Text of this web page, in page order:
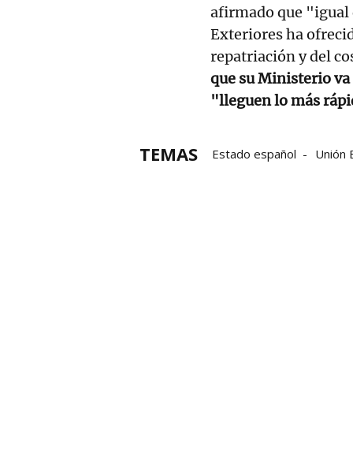
afirmado que "igual
Exteriores ha
repatriación y del
que su Ministerio
"lleguen lo más
TEMAS Estado español Unión